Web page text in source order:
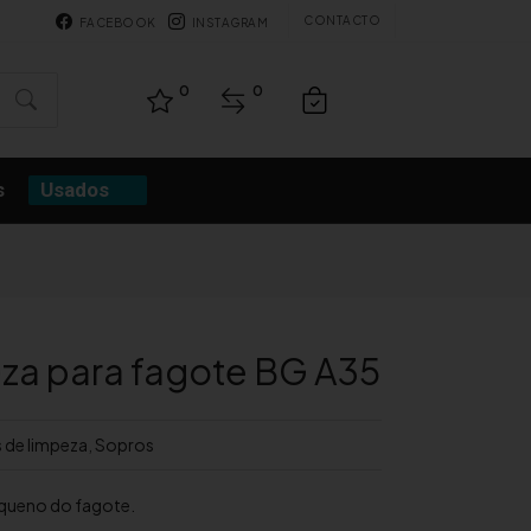
FACEBOOK INSTAGRAM CONTACTO
0 0
Usados
para fagote BG A35
de limpeza Sopros
do fagote.